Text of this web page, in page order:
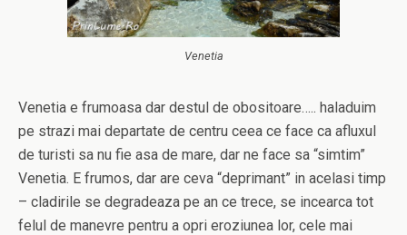
Venetia
Venetia e frumoasa dar destul de obositoare….. haladuim
pe strazi mai departate de centru ceea ce face ca afluxul
de turisti sa nu fie asa de mare, dar ne face sa “simtim”
Venetia. E frumos, dar are ceva “deprimant” in acelasi timp
– cladirile se degradeaza pe an ce trece, se incearca tot
felul de manevre pentru a opri eroziunea lor, cele mai